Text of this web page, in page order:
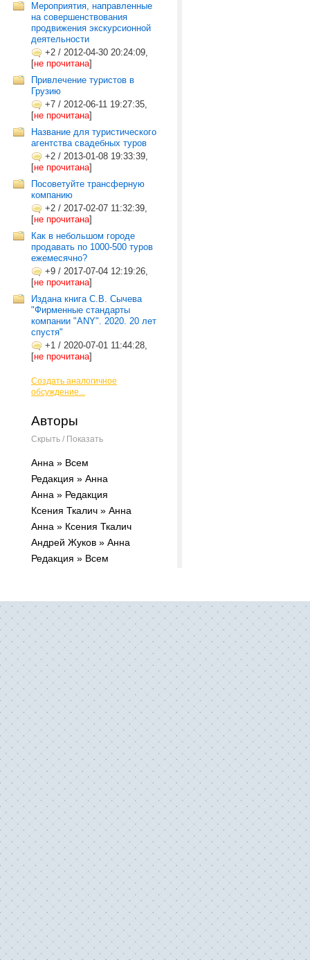
Мероприятия, направленные
на совершенствования
продвижения экскурсионной
деятельности
+2 / 2012-04-30 20:24:09,
[не прочитана]
Привлечение туристов в
Грузию
+7 / 2012-06-11 19:27:35,
[не прочитана]
Название для туристического
агентства свадебных туров
+2 / 2013-01-08 19:33:39,
[не прочитана]
Посоветуйте трансферную
компанию
+2 / 2017-02-07 11:32:39,
[не прочитана]
Как в небольшом городе
продавать по 1000-500 туров
ежемесячно?
+9 / 2017-07-04 12:19:26,
[не прочитана]
Издана книга С.В. Сычева
"Фирменные стандарты
компании "ANY". 2020. 20 лет
спустя"
+1 / 2020-07-01 11:44:28,
[не прочитана]
Создать аналогичное
обсуждение...
Авторы
Скрыть / Показать
Анна » Всем
Редакция » Анна
Анна » Редакция
Ксения Ткалич » Анна
Анна » Ксения Ткалич
Андрей Жуков » Анна
Редакция » Всем